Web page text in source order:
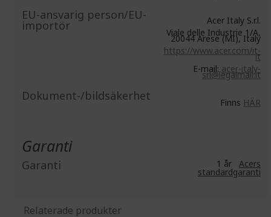
EU-ansvarig person/EU-
importör
Acer Italy S.r.l.
Viale delle Industrie 1/A,
20044 Arese (MI), Italy
https://www.acer.com/it-
it
E-mail:acer-italy-
srl@legalmail.it
Dokument-/bildsäkerhet Finns HÄR
Garanti
Garanti 1 år Acers
standardgaranti
Relaterade produkter